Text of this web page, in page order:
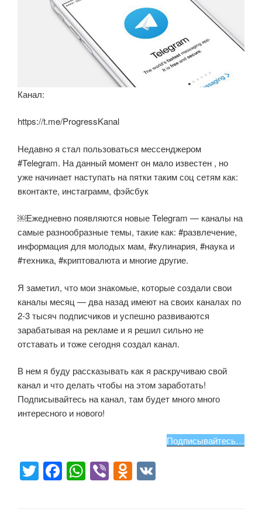
Канал:
https://t.me/ProgressKanal
Недавно я стал пользоваться мессенджером
#Telegram. На данный момент он мало известен , но
уже начинает наступать на пятки таким соц сетям как:
вконтакте, инстаграмм, фэйсбук
￼Ежедневно появляются новые Telegram — каналы на
самые разнообразные темы, такие как: #развлечение,
информация для молодых мам, #кулинария, #наука и
#техника, #криптовалюта и многие другие.
Я заметил, что мои знакомые, которые создали свои
каналы месяц — два назад имеют на своих каналах по
2-3 тысяч подписчиков и успешно развиваются
зарабатывая на рекламе и я решил сильно не
отставать и тоже сегодня создал канал.
В нем я буду рассказывать как я раскручиваю свой
канал и что делать чтобы на этом заработать!
Подписывайтесь на канал, там будет много много
интересного и нового!
Подписывайтесь…
T
wi
F
a
W
h
Vi
b
O
d